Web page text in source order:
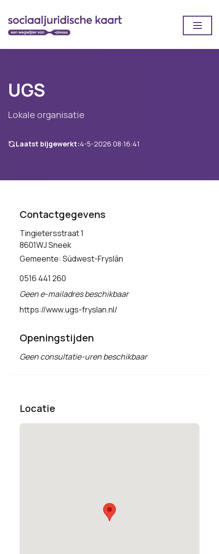
UGS
Lokale organisatie
Laatst bijgewerkt:4-5-2026 08:16:41
Contactgegevens
Tingietersstraat 1
8601WJ Sneek
Gemeente: Súdwest-Fryslân
0516 441 260
Geen e-mailadres beschikbaar
https://www.ugs-fryslan.nl/
Openingstijden
Geen consultatie-uren beschikbaar
Locatie